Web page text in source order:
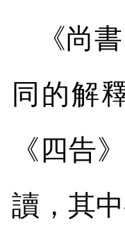
《尚
同的解
《四告
讀，其